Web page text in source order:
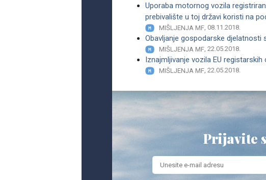
Uporaba motornog vozila
prebivalište u toj državi koristi na
MIŠLJENJA MF, 08.11.2018.
Obavljanje gospodarske djelatnosti
MIŠLJENJA MF, 22.05.2018.
Iznajmljivanje vozila EU
MIŠLJENJA MF, 22.05.2018.
Prijavite